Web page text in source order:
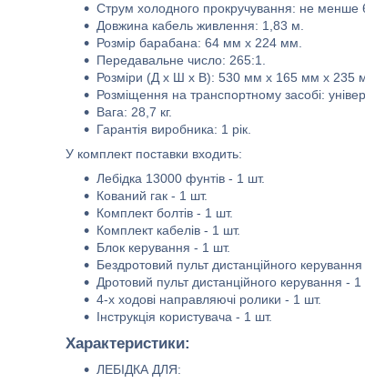
Струм холодного прокручування: не менше
Довжина кабель живлення: 1,83 м.
Розмір барабана: 64 мм x 224 мм.
Передавальне число: 265:1.
Розміри (Д х Ш х В): 530 мм х 165 мм х 235
Розміщення на транспортному засобі:
Вага: 28,7 кг.
Гарантія виробника: 1 рік.
У комплект поставки входить:
Лебідка 13000 фунтів - 1 шт.
Кований гак - 1 шт.
Комплект болтів - 1 шт.
Комплект кабелів - 1 шт.
Блок керування - 1 шт.
Бездротовий пульт дистанційного
Дротовий пульт дистанційного керування - 1
4-х ходові направляючі ролики - 1 шт.
Інструкція користувача - 1 шт.
Характеристики:
ЛЕБІДКА ДЛЯ: